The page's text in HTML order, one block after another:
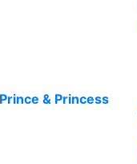
& Princess